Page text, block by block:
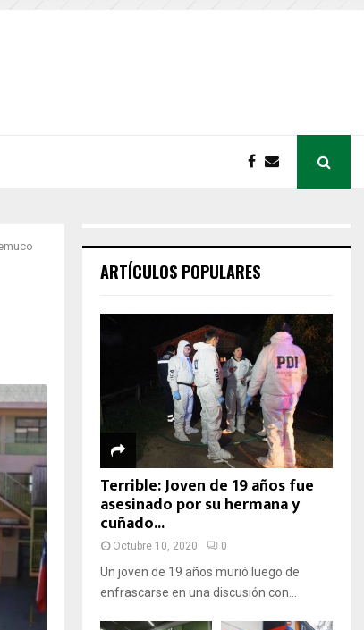
ARTÍCULOS POPULARES
Terrible: Joven de 19 años fue
asesinado por su hermana y
cuñado...
Octubre 10, 2020 0
Un joven de 19 años murió luego de
enfrascarse en una discusión con...